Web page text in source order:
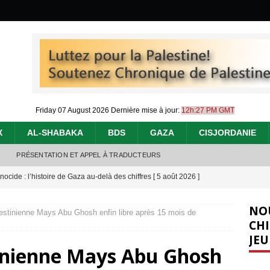
Friday 07 August 2026 Dernière mise à jour: 12h:27 PM GMT
AL-SHABAKA BDS GAZA CISJORDANIE
PRÉSENTATION ET APPEL À TRADUCTEURS
: l’histoire de Gaza au-delà des chiffres [ 5 août 2026 ]
annonce un « accord de paix » à Gaza, les Israéliens multiplie les
de la Cisjordanie comme d’une poubelle pour leurs déchets
Mays Abu Ghosh enfin libre après 15 mois de
Mays Abu Ghosh